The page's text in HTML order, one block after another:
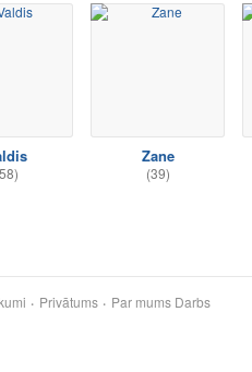
Zane
(39)
Privātums Par mums Darbs